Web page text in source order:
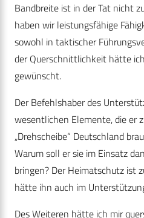
Bandbreite ist in der Tat nicht
haben wir leistungsfähige
sowohl in taktischer
der Querschnittlichkeit hätte
gewünscht.
Der Befehlshaber des
wesentlichen Elemente, die er
„Drehscheibe“ Deutschland
Warum soll er sie im Einsatz
bringen? Der Heimatschutz ist
hätte ihn auch im
Des Weiteren hätte ich mir